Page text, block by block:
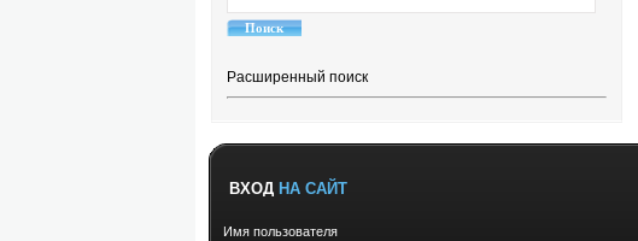
Расширенный поиск
ВХОД НА САЙТ
Имя пользователя